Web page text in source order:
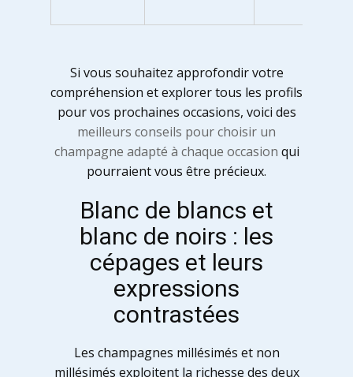
Si vous souhaitez approfondir votre
compréhension et explorer tous les profils
pour vos prochaines occasions, voici des
meilleurs conseils pour choisir un
champagne adapté à chaque occasion qui
pourraient vous être précieux.
Blanc de blancs et
blanc de noirs : les
cépages et leurs
expressions
contrastées
Les champagnes millésimés et non
millésimés exploitent la richesse des deux